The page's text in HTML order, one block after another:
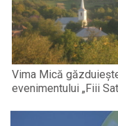
Vima Mică
evenimentului „Fiii